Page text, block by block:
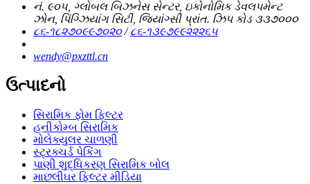
નં. ૯૦૫, ગ્લોબલ બિઝનેસ સેન્ટર, ઇકોનોમિક ડેવલપમેન્ટ
ઝોન, પિંગ્ઝિયાંગ સિટી, જિયાંગ્સી પ્રાંત. ઝિપ કોડ ૩૩૭૦૦૦
૮૬-૧૮૨૭૦૯૯૭૦૨૦/૮૬-૧૩૯૭૯૯૨૨૨૬૫
wendy@pxzttl.cn
ઉત્પાદનો
સિરામિક ફોમ ફિલ્ટર
હનીકોમ્બ સિરામિક
મોલેક્યુલર ચાળણી
સ્ટ્રક્ચર્ડ પેકિંગ
પાણી શુદ્ધિકરણ સિરામિક બોલ
માછલીઘર ફિલ્ટર મીડિયા